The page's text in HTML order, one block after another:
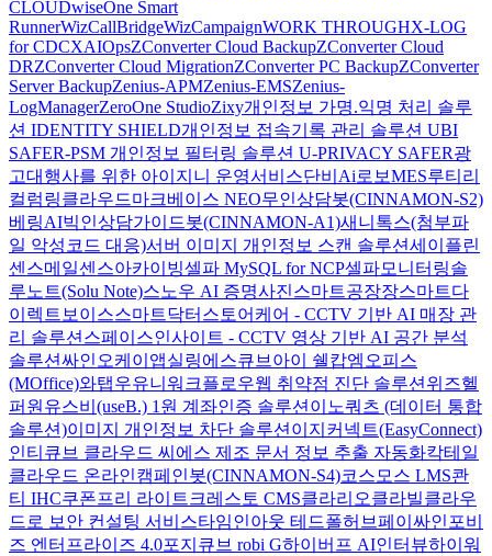
CLOUDwiseOne Smart
RunnerWizCallBridgeWizCampaignWORK THROUGHX-LOG
for CDCXAIOpsZConverter Cloud BackupZConverter Cloud
DRZConverter Cloud MigrationZConverter PC BackupZConverter
Server BackupZenius-APMZenius-EMSZenius-
LogManagerZeroOne StudioZixy개인정보 가명.익명 처리 솔루
션 IDENTITY SHIELD개인정보 접속기록 관리 솔루션 UBI
SAFER-PSM 개인정보 필터링 솔루션 U-PRIVACY SAFER광
고대행사를 위한 아이지니 운영서비스단비Ai로보MES루티 리
컬럼링클라우드마크베이스 NEO무인상담봇(CINNAMON-S2)
베링AI빅인상담가이드봇(CINNAMON-A1)새니톡스(첨부파
일 악성코드 대응)서버 이미지 개인정보 스캔 솔루션세이플린
센스메일센스아카이빙셀파 MySQL for NCP셀파모니터링솔
루노트(Solu Note)스노우 AI 증명사진스마트공장장스마트다
이렉트보이스스마트닥터 스토어케어 - CCTV 기반 AI 매장 관
리 솔루션 스페이스인사이트 - CCTV 영상 기반 AI 공간 분석
솔루션싸인오케이 앱실링에스큐브아이 쉘캅엠오피스
(MOffice)와탭우유니 워크플로우웹 취약점 진단 솔루션 위즈헬
퍼원 유스비(useB.) 1원 계좌인증 솔루션 이노쿼츠 (데이터 통합
솔루션)이미지 개인정보 차단 솔루션 이지커넥트(EasyConnect)
인티큐브 클라우드 씨에스 제조 문서 정보 추출 자동화칵테일
클라우드 온라인캠페인봇(CINNAMON-S4)코스모스 LMS콴
티 IHC쿠폰프리 라이트 크레스토 CMS클라리오클라빌클라우
드로 보안 컨설팅 서비스타임인아웃 테드폴허브페이싸인 포비
즈 엔터프라이즈 4.0포지큐브 robi G하이버프 AI인터뷰하이워